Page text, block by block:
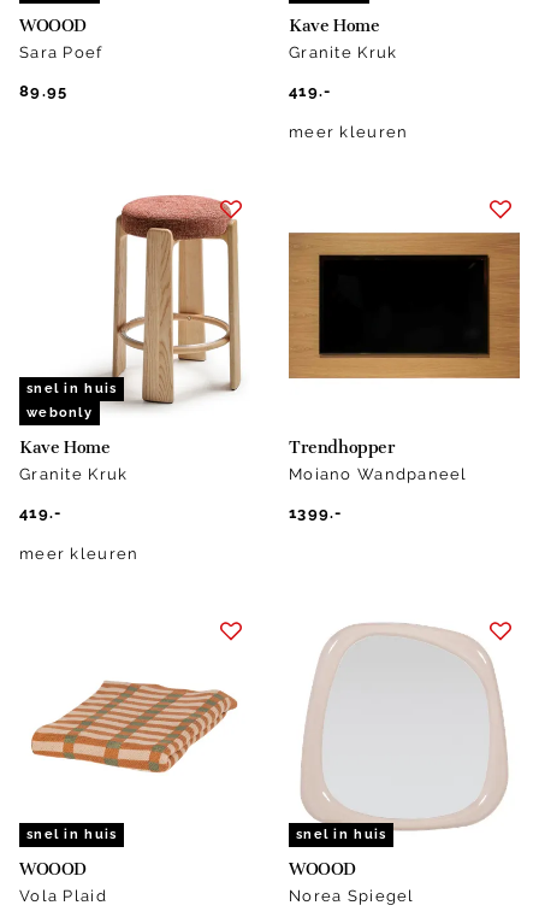
WOOOD
Sara Poef
89.95
Kave Home
Granite Kruk
419.-
meer kleuren
snel in huis
webonly
Kave Home
Granite Kruk
419.-
meer kleuren
Trendhopper
Moiano Wandpaneel
1399.-
snel in huis
WOOOD
Vola Plaid
snel in huis
WOOOD
Norea Spiegel